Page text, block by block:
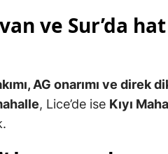
ve Sur’da
AG onarımı ve direk
, Lice’de ise Kıyı